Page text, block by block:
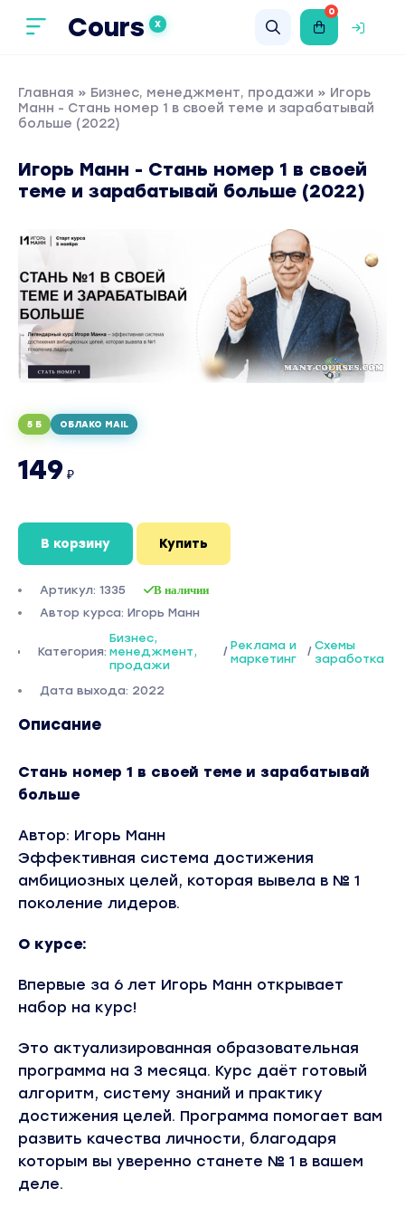
Cours X
0
Главная » Бизнес, менеджмент, продажи » Игорь
Манн - Стань номер 1 в своей теме и зарабатывай
больше (2022)
Игорь Манн - Стань номер 1 в своей
теме и зарабатывай больше (2022)
5 Б ОБЛАКО MAIL
149 ₽
В корзину Купить
Артикул: 1335 В наличии
Автор курса: Игорь Манн
Категория:
Бизнес,
менеджмент,
продажи
/ Реклама и
маркетинг
/ Схемы
заработка
Дата выхода: 2022
Описание
Стань номер 1 в своей теме и зарабатывай
больше
Автор: Игорь Манн
Эффективная система достижения
амбициозных целей, которая вывела в № 1
поколение лидеров.
О курсе:
Впервые за 6 лет Игорь Манн открывает
набор на курс!
Это актуализированная образовательная
программа на 3 месяца. Курс даёт готовый
алгоритм, систему знаний и практику
достижения целей. Программа помогает вам
развить качества личности, благодаря
которым вы уверенно станете № 1 в вашем
деле.